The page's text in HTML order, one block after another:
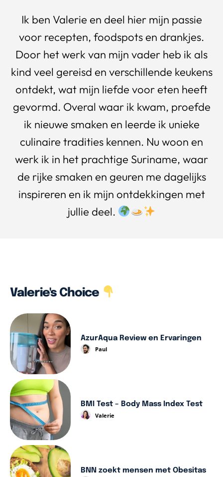
Ik ben Valerie en deel hier mijn passie
voor recepten, foodspots en drankjes.
Door het werk van mijn vader heb ik als
kind veel gereisd en verschillende keukens
ontdekt, wat mijn liefde voor eten heeft
gevormd. Overal waar ik kwam, proefde
ik nieuwe smaken en leerde ik unieke
culinaire tradities kennen. Nu woon en
werk ik in het prachtige Suriname, waar
de rijke smaken en geuren me dagelijks
inspireren en ik mijn ontdekkingen met
jullie deel.
Valerie's Choice
AzurAqua Review en Ervaringen
Paul
BMI Test – Body Mass Index Test
Valerie
BNN zoekt mensen met Obesitas